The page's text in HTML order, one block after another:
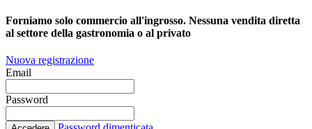
Forniamo solo commercio all'ingrosso. Nessuna vendita diretta
al settore della gastronomia o al privato
Nuova registrazione
Email
Password